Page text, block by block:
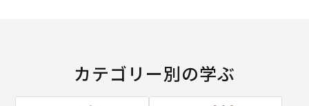
カテゴリー別の学ぶ